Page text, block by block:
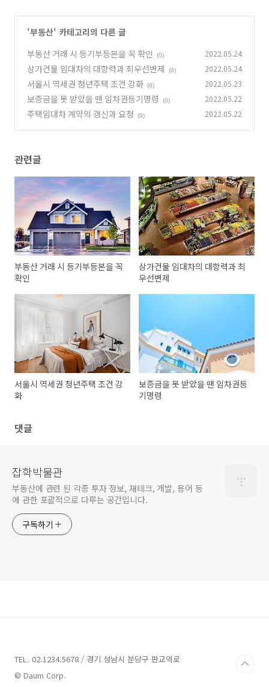
'부동산' 카테고리의 다른 글
부동산 거래 시 등기부등본을 꼭 확인
(0) 2022.05.24
상가건물 임대차의 대항력과 최우선변제 (0) 2022.05.24
서울시 역세권 청년주택 조건 강화 (0) 2022.05.23
보증금을 못 받았을 땐 임차권등기명령 (0) 2022.05.22
주택임대차 계약의 갱신과 요청 (0) 2022.05.22
관련글
부동산 거래 시 등기부등본을 꼭
확인
상가건물 임대차의 대항력과 최
우선변제
서울시 역세권 청년주택 조건 강
화
보증금을 못 받았을 땐 임차권등
기명령
댓글
잡학박물관
부동산에 관련 된 각종 투자 정보, 재테크, 개발, 용어 등
에 관한 포괄적으로 다루는 공간입니다.
구독하기
TEL. 02.1234.5678 / 경기 성남시 분당구 판교역로
© Daum Corp.